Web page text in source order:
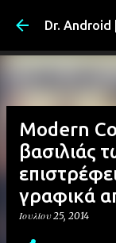
Dr. Android
Modern
βασιλιάς
γραφικά
Ιουλίου 25, 2014